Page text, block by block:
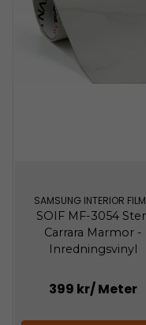
SAMSUNG INTERIOR
SOIF MF-3054
Carrara Marmor -
Inredningsvinyl
399 kr/ Meter